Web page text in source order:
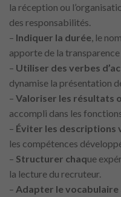
la réception ou
des responsabilités.
– Indiquer la durée , le
apporte de la transparence
– Utiliser des verbes
dynamise la présentation
– Valoriser les résultats
accompli dans les
– Éviter les descriptions
les compétences
– Structurer chaque
la lecture du recruteur.
– Adapter le